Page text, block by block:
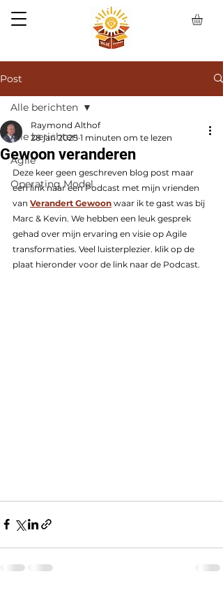
Post
Alle berichten
Agile
Operating Model
Alle berichten
Gewoon veranderen
Raymond Althof
28 jan 2025 1 minuten om te lezen
Deze keer geen geschreven blog post maar
een link naar een Podcast met mijn vrienden
van Verandert Gewoon waar ik te gast was bij
Marc & Kevin. We hebben een leuk gesprek
gehad over mijn ervaring en visie op Agile
transformaties. Veel luisterplezier. klik op de
plaat hieronder voor de link naar de Podcast.